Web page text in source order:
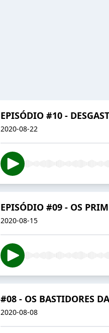
EPISÓDIO #10 -
2020-08-22
EPISÓDIO #09 - OS
2020-08-15
#08 - OS BASTIDORES
2020-08-08